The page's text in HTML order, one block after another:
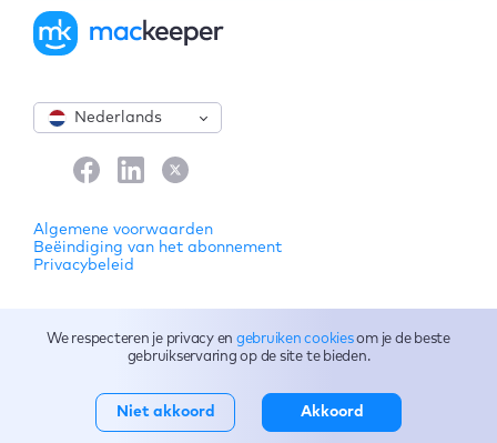
Nederlands
Algemene voorwaarden
Beëindiging van het abonnement
Privacybeleid
We respecteren je privacy en gebruiken cookiesom je de beste
gebruikservaring op de site te bieden.
Niet akkoord Akkoord